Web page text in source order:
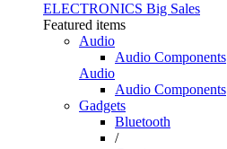
ELECTRONICS Big Sales
Featured items
Audio
Audio Components
Audio
Audio Components
Gadgets
Bluetooth
/